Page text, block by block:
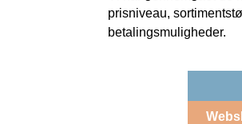
prisniveau,
betalingsmuligheder.